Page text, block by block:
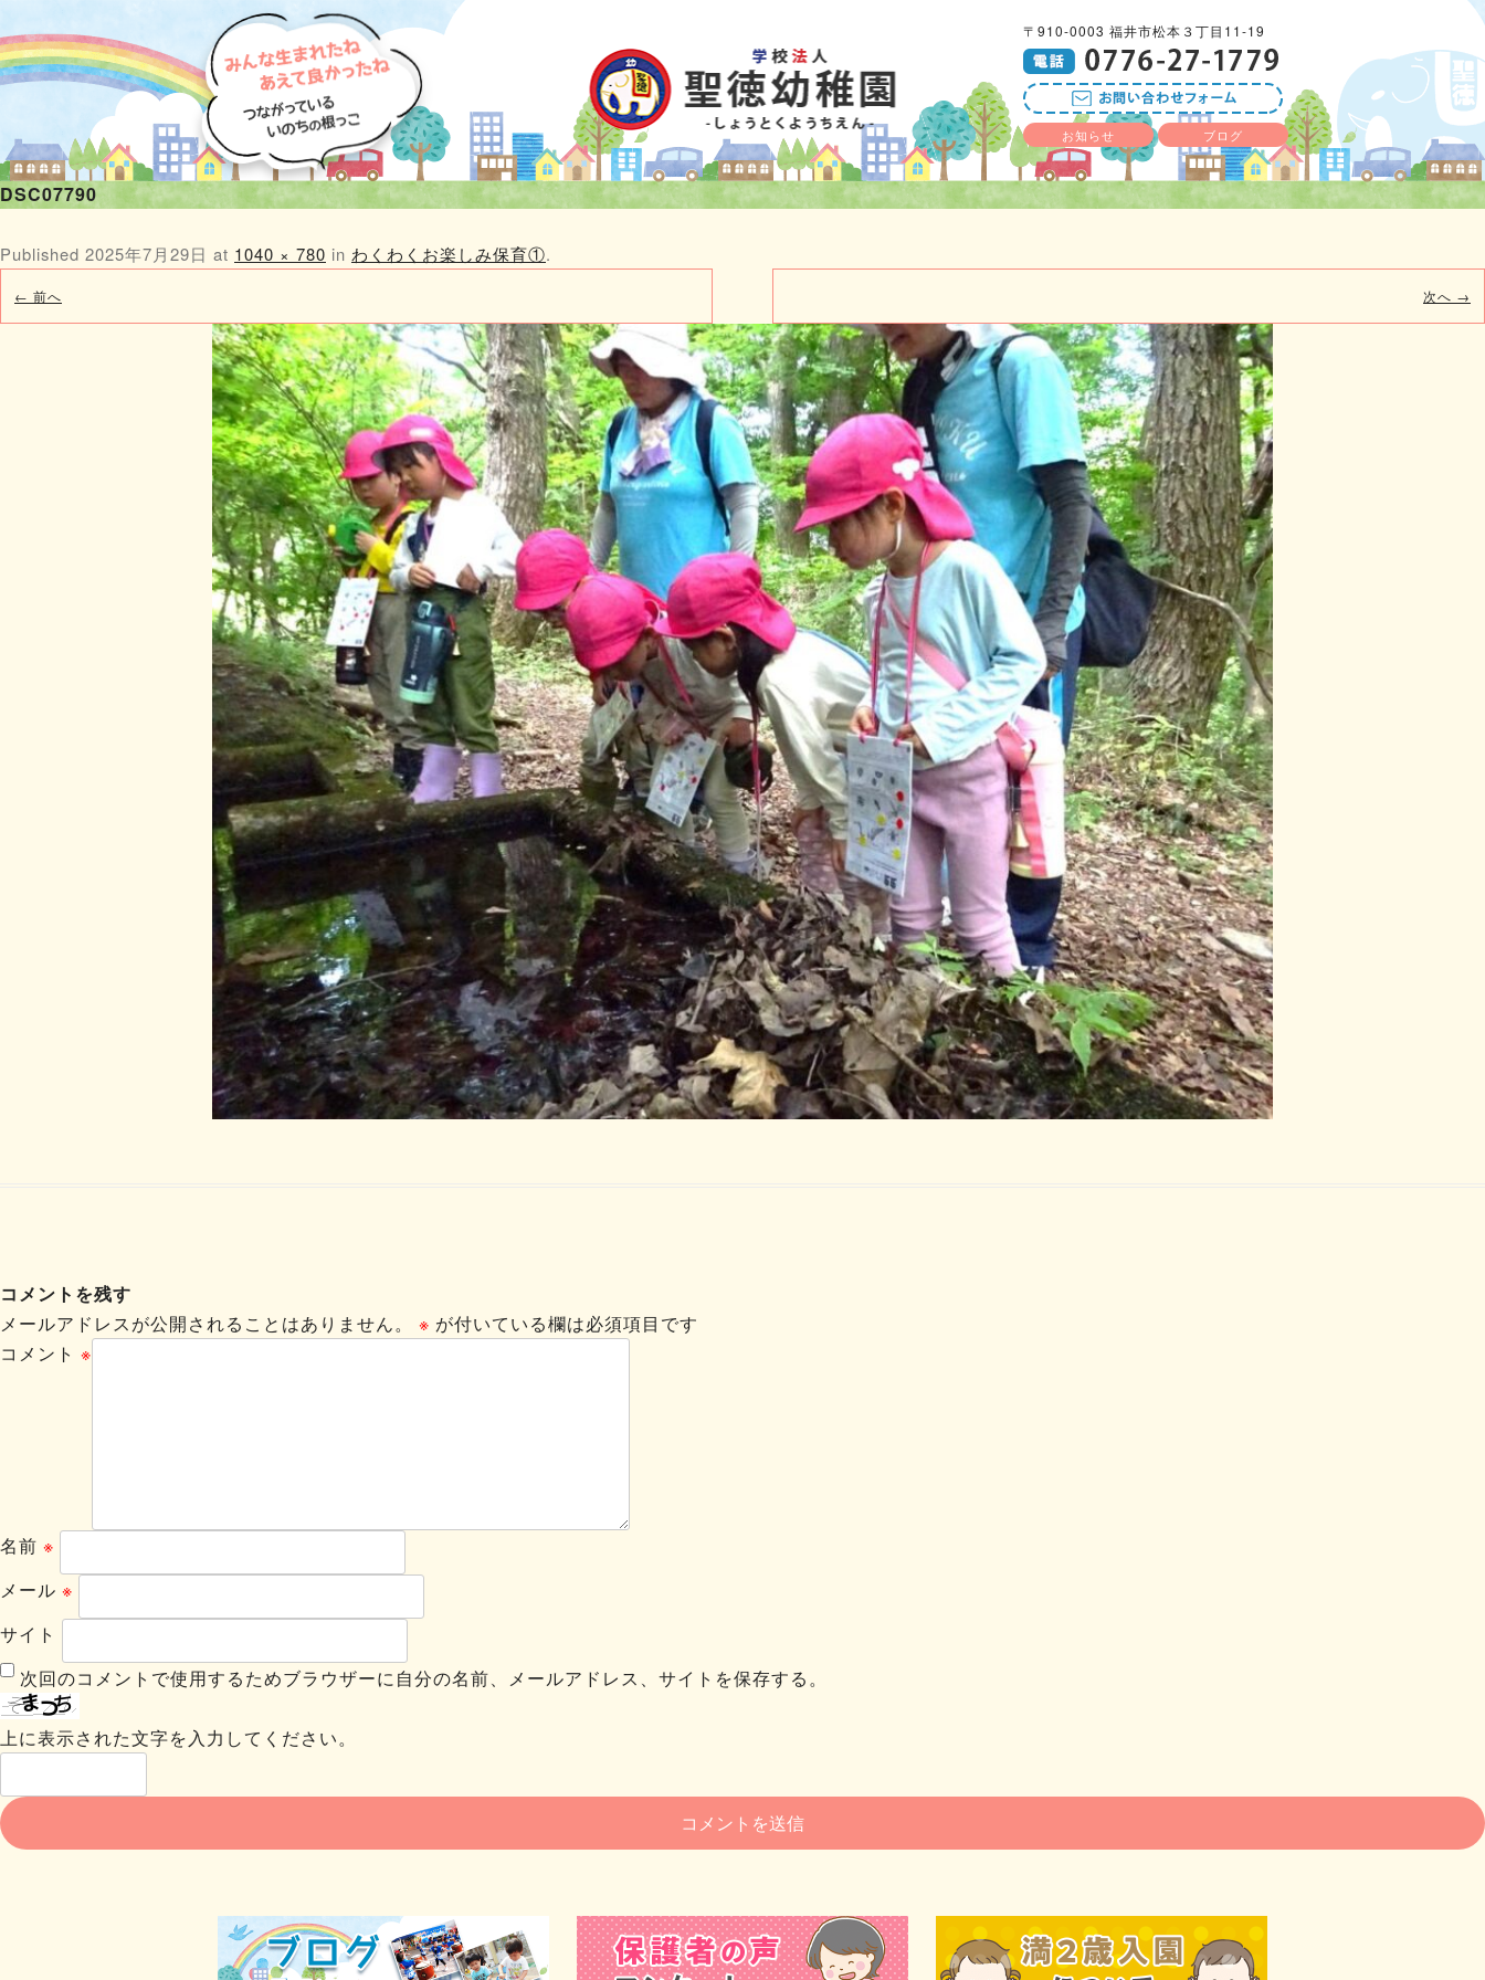
〒910-0003 福井市松本３丁目11-19
お知らせ ブログ
DSC07790
Published 2025年7月29日 at 1040 × 780 in わくわくお楽しみ保育①.
← 前へ 次へ →
コメントを残す
メールアドレスが公開されることはありません。
※ が付いている欄は必須項目です
コメント ※
名前 ※
メール ※
サイト
次回のコメントで使用するためブラウザーに自分の名前、メールアドレス、サイトを保存する。
上に表示された文字を入力してください。